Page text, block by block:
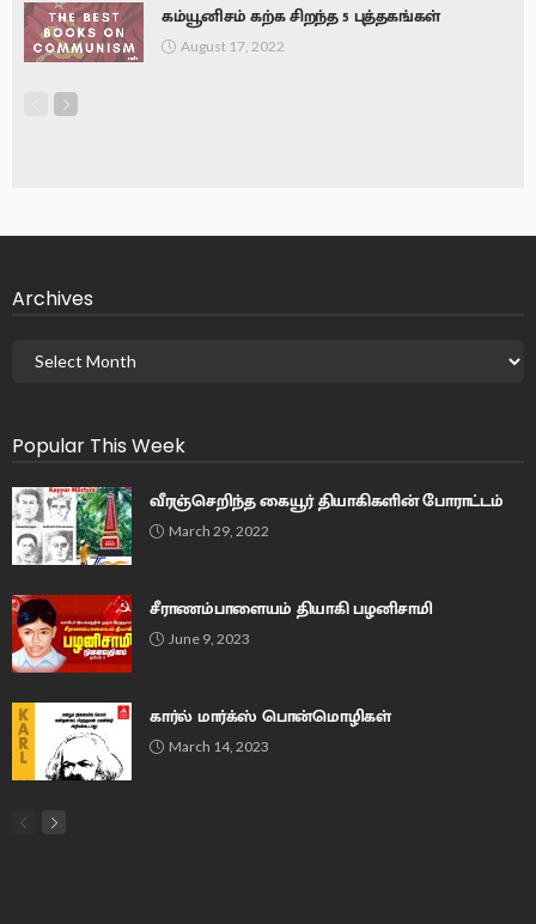
கம்யூனிசம் கற்க சிறந்த 5 புத்தகங்கள்
August 17, 2022
Archives
Popular This Week
வீரஞ்செறிந்த கையூர் தியாகிகளின் போராட்டம்
March 29, 2022
சீராணம்பாளையம் தியாகி பழனிசாமி
June 9, 2023
கார்ல் மார்க்ஸ் பொன்மொழிகள்
March 14, 2023